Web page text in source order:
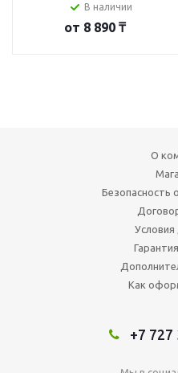
В наличии
от 8 890 ₸
О
Безопасность
Условия
Как
+7 727